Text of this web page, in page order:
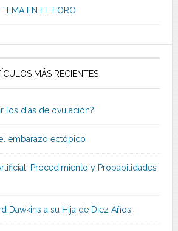
EN EL FORO
MÁS RECIENTES
los días de ovulación?
embarazo ectópico
Procedimiento y Probabilidades
Dawkins a su Hija de Diez Años